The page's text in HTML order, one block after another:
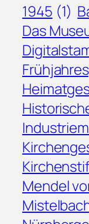
1945 (1)
Das
Mendel